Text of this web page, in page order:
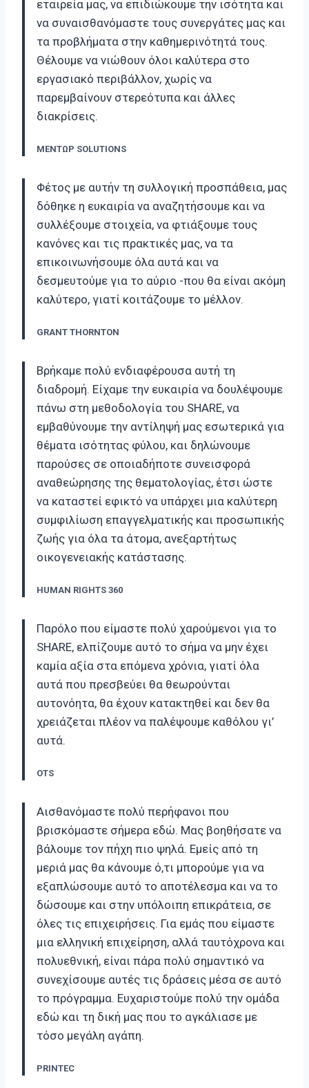
εταιρεία μας, να επιδιώκουμε την ισότητα και
να συναισθανόμαστε τους συνεργάτες μας και
τα προβλήματα στην καθημερινότητά τους.
Θέλουμε να νιώθουν όλοι καλύτερα στο
εργασιακό περιβάλλον, χωρίς να
παρεμβαίνουν στερεότυπα και άλλες
διακρίσεις.
ΜΕΝΤΩΡ SOLUTIONS
Φέτος με αυτήν τη συλλογική προσπάθεια, μας
δόθηκε η ευκαιρία να αναζητήσουμε και να
συλλέξουμε στοιχεία, να φτιάξουμε τους
κανόνες και τις πρακτικές μας, να τα
επικοινωνήσουμε όλα αυτά και να
δεσμευτούμε για το αύριο -που θα είναι ακόμη
καλύτερο, γιατί κοιτάζουμε το μέλλον.
GRANT THORNTON
Βρήκαμε πολύ ενδιαφέρουσα αυτή τη
διαδρομή. Είχαμε την ευκαιρία να δουλέψουμε
πάνω στη μεθοδολογία του SHARE, να
εμβαθύνουμε την αντίληψή μας εσωτερικά για
θέματα ισότητας φύλου, και δηλώνουμε
παρούσες σε οποιαδήποτε συνεισφορά
αναθεώρησης της θεματολογίας, έτσι ώστε
να καταστεί εφικτό να υπάρχει μια καλύτερη
συμφιλίωση επαγγελματικής και προσωπικής
ζωής για όλα τα άτομα, ανεξαρτήτως
οικογενειακής κατάστασης.
HUMAN RIGHTS 360
Παρόλο που είμαστε πολύ χαρούμενοι για το
SHARE, ελπίζουμε αυτό το σήμα να μην έχει
καμία αξία στα επόμενα χρόνια, γιατί όλα
αυτά που πρεσβεύει θα θεωρούνται
αυτονόητα, θα έχουν κατακτηθεί και δεν θα
χρειάζεται πλέον να παλέψουμε καθόλου γι’
αυτά.
ΟΤS
Αισθανόμαστε πολύ περήφανοι που
βρισκόμαστε σήμερα εδώ. Μας βοηθήσατε να
βάλουμε τον πήχη πιο ψηλά. Εμείς από τη
μεριά μας θα κάνουμε ό,τι μπορούμε για να
εξαπλώσουμε αυτό το αποτέλεσμα και να το
δώσουμε και στην υπόλοιπη επικράτεια, σε
όλες τις επιχειρήσεις. Για εμάς που είμαστε
μια ελληνική επιχείρηση, αλλά ταυτόχρονα και
πολυεθνική, είναι πάρα πολύ σημαντικό να
συνεχίσουμε αυτές τις δράσεις μέσα σε αυτό
το πρόγραμμα. Ευχαριστούμε πολύ την ομάδα
εδώ και τη δική μας που το αγκάλιασε με
τόσο μεγάλη αγάπη.
PRINTEC